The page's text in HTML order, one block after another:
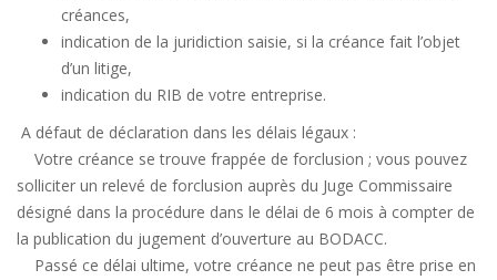
créances,
indication de la juridiction saisie, si la créance fait l’objet
d’un litige,
indication du RIB de votre entreprise.
A défaut de déclaration dans les délais légaux :
Votre créance se trouve frappée de forclusion ; vous pouvez
solliciter un relevé de forclusion auprès du Juge Commissaire
désigné dans la procédure dans le délai de 6 mois à compter de
la publication du jugement d’ouverture au BODACC.
Passé ce délai ultime, votre créance ne peut pas être prise en